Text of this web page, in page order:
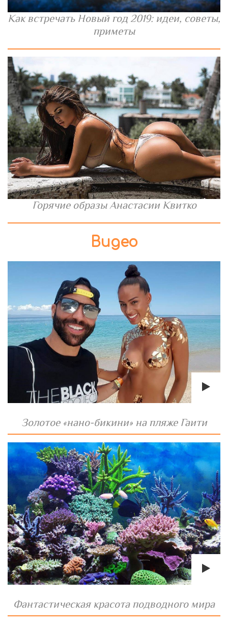
Как встречать Новый год 2019: идеи, советы,
приметы
Горячие образы Анастасии Квитко
Видео
Золотое «нано-бикини» на пляже Гаити
Фантастическая красота подводного мира